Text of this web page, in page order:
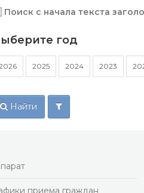
Поиск с начала текста
год
2025 2024 2023
Найти
приема граждан